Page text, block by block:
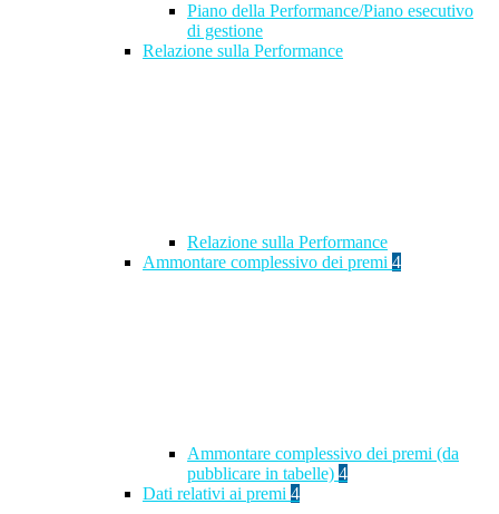
Piano della Performance/Piano esecutivo
di gestione
Relazione sulla Performance
Relazione sulla Performance
Ammontare complessivo dei premi 4
Ammontare complessivo dei premi (da
pubblicare in tabelle) 4
Dati relativi ai premi 4